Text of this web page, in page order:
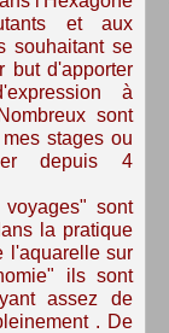
et aux
souhaitant se
but d'apporter
à
sont
stages ou
depuis 4
sont
la pratique
l'aquarelle sur
ils sont
assez de
. De